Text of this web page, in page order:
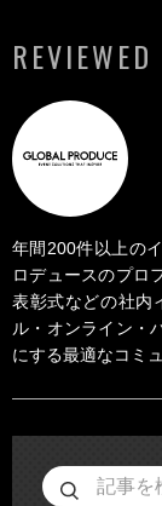
年間200件以上の
ロデュースのプロ
表彰式などの社内
ル・オンライン・
にする最適なコミ